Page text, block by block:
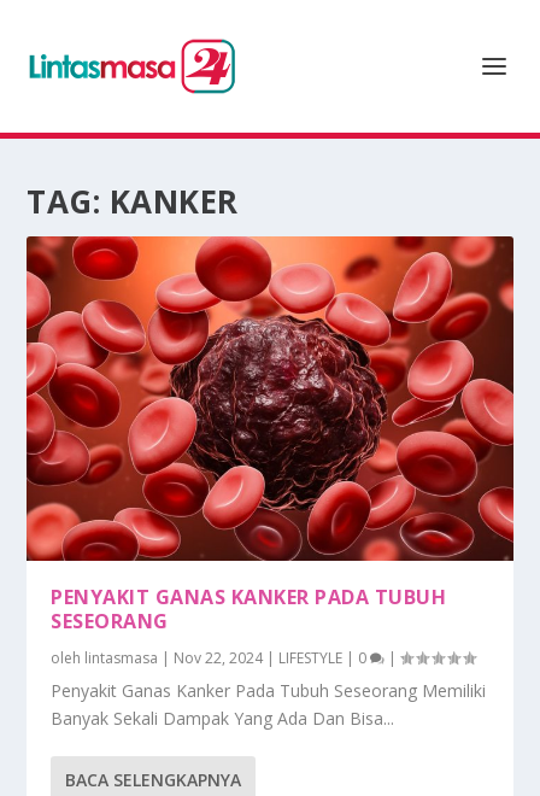
TAG: KANKER
PENYAKIT GANAS KANKER PADA TUBUH
SESEORANG
oleh lintasmasa | Nov 22, 2024| LIFESTYLE | 0 |
Penyakit Ganas Kanker Pada Tubuh Seseorang Memiliki
Banyak Sekali Dampak Yang Ada Dan Bisa...
BACA SELENGKAPNYA